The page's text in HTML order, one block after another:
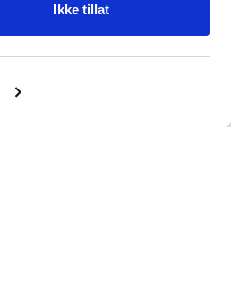
Ikke tillat